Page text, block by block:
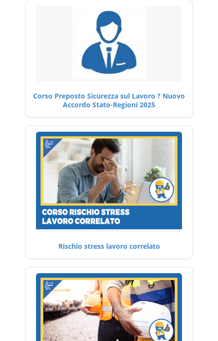
Corso Preposto Sicurezza sul Lavoro ? Nuovo
Accordo Stato-Regioni 2025
Rischio stress lavoro correlato